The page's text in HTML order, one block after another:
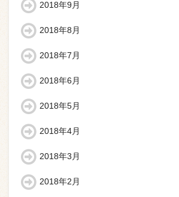
2018年9月
2018年8月
2018年7月
2018年6月
2018年5月
2018年4月
2018年3月
2018年2月